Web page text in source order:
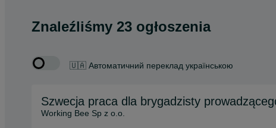
Znaleźliśmy 23 ogłoszenia
🇺🇦 Автоматичний переклад українською
Szwecja praca dla
Working Bee Sp z o.o.